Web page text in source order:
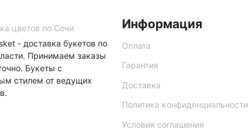
- доставка букетов по
Принимаем заказы
Букеты с
стилем от ведущих
Информация
Оплата
Гарантия
Доставка
Политика конфиденциальности
Условия соглашения